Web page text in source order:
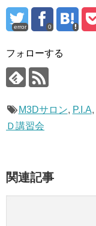
error 0
フォローする
M3Dサロン, P.I.A,
Ｄ講習会
関連記事